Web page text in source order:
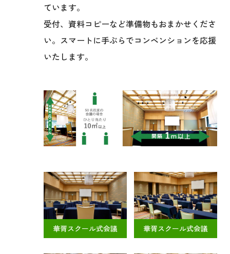
ています。
受付、資料コピーなど準備物もおまかせくださ
い。スマートに手ぶらでコンベンションを応援
いたします。
華胥スクール式会議 華胥スクール式会議